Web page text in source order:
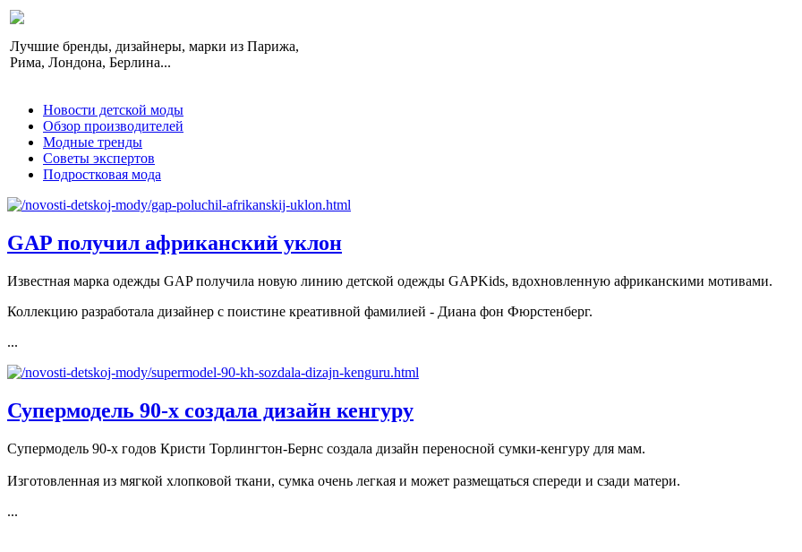
Лучшие бренды, дизайнеры, марки из Парижа,
Рима, Лондона, Берлина...
Новости детской моды
Обзор производителей
Модные тренды
Советы экспертов
Подростковая мода
GAP получил африканский уклон
Известная марка одежды GAP получила новую линию детской одежды GAPKids, вдохновленную африканскими мотивами.
Коллекцию разработала дизайнер с поистине креативной фамилией - Диана фон Фюрстенберг.
...
Супермодель 90-х создала дизайн кенгуру
Супермодель 90-х годов Кристи Торлингтон-Бернс создала дизайн переносной сумки-кенгуру для мам.
Изготовленная из мягкой хлопковой ткани, сумка очень легкая и может размещаться спереди и сзади матери.
...